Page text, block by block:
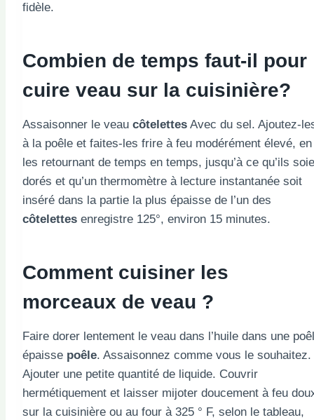
fidèle.
Combien de temps faut-il pour
cuire veau sur la cuisinière?
Assaisonner le veau côtelettes Avec du sel. Ajoutez-
à la poêle et faites-les frire à feu modérément élevé, en
les retournant de temps en temps, jusqu’à ce qu’ils
dorés et qu’un thermomètre à lecture instantanée soit
inséré dans la partie la plus épaisse de l’un des
côtelettes enregistre 125°, environ 15 minutes.
Comment cuisiner les
morceaux de veau ?
Faire dorer lentement le veau dans l’huile dans une
épaisse poêle. Assaisonnez comme vous le souhaitez.
Ajouter une petite quantité de liquide. Couvrir
hermétiquement et laisser mijoter doucement à feu
sur la cuisinière ou au four à 325 ° F, selon le tableau,